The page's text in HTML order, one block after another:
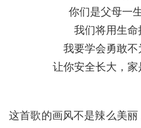
你们是父母一
我们将用生命
我要学会勇敢
让你安全长大，家
这首歌的画风不是辣么美